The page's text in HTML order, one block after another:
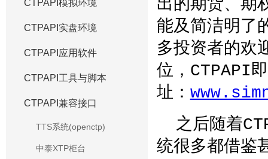
CTPAPI模拟环境
CTPAPI实盘环境
CTPAPI应用软件
CTPAPI工具与脚本
CTPAPI兼容接口
TTS系统(openctp)
中泰XTP柜台
出的期货、期
能及简洁明了
多投资者的欢
位，CTPAPI
址：
之后随着
统很多都借鉴